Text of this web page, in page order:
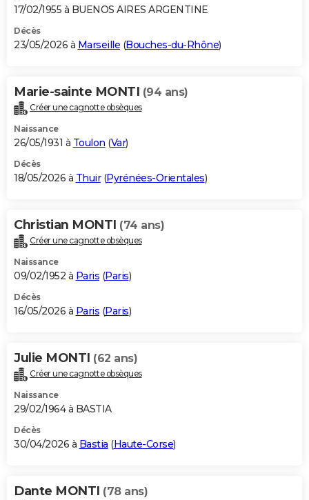
17/02/1955 à BUENOS AIRES ARGENTINE
Décès
23/05/2026 à Marseille (Bouches-du-Rhône)
Marie-sainte MONTI (94 ans)
Créer une cagnotte obsèques
Naissance
26/05/1931 à Toulon (Var)
Décès
18/05/2026 à Thuir(Pyrénées-Orientales)
Christian MONTI (74 ans)
Créer une cagnotte obsèques
Naissance
09/02/1952 à Paris (Paris)
Décès
16/05/2026 à Paris (Paris)
Julie MONTI (62 ans)
Créer une cagnotte obsèques
Naissance
29/02/1964 à BASTIA
Décès
30/04/2026 à Bastia (Haute-Corse)
Dante MONTI (78 ans)